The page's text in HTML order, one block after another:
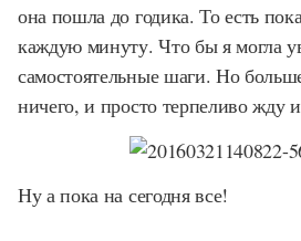
она пошла до годика. То есть
каждую минуту. Что бы я могла
самостоятельные шаги. Но
ничего, и просто терпеливо жду
Ну а пока на сегодня все!